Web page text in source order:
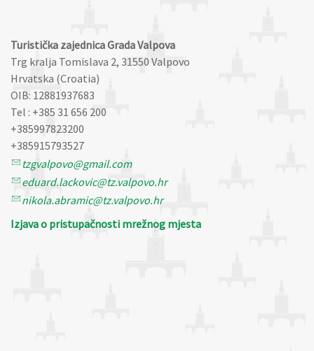
Turistička zajednica Grada Valpova
Trg kralja Tomislava 2, 31550 Valpovo
Hrvatska (Croatia)
OIB: 12881937683
Tel : +385 31 656 200
+385997823200
+385915793527
tzgvalpovo@gmail.com
eduard.lackovic@tz.valpovo.hr
nikola.abramic@tz.valpovo.hr
Izjava o pristupačnosti mrežnog mjesta